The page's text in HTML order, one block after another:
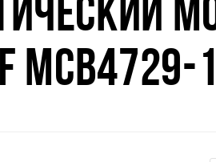
MCB4729-